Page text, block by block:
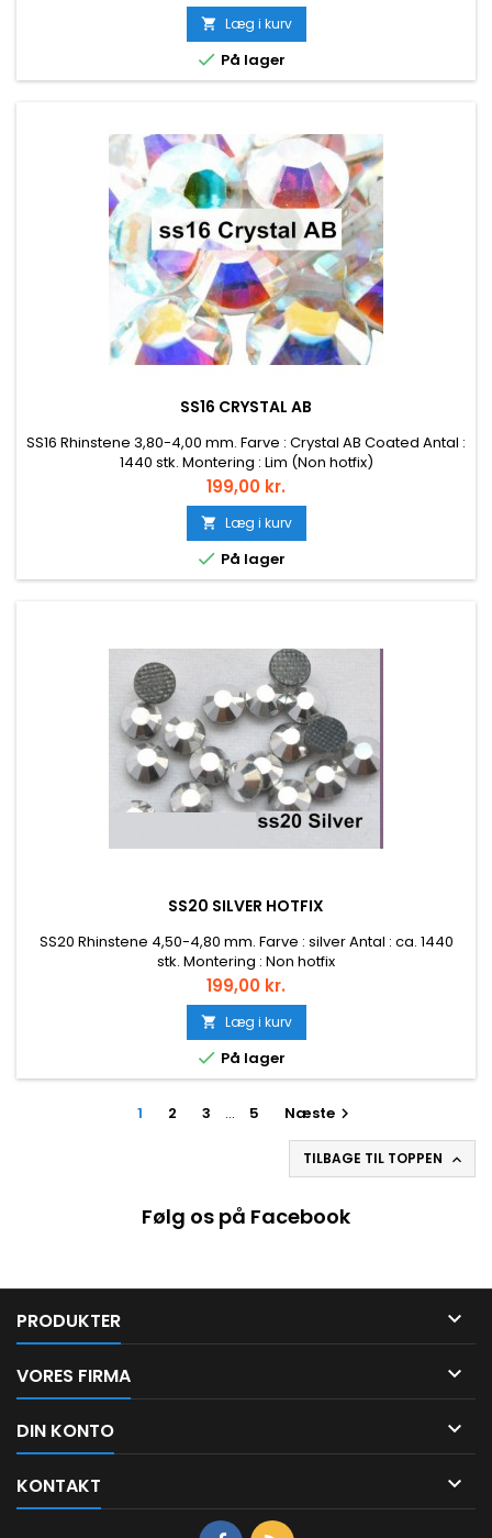
 Læg i kurv
 På lager
SS16 CRYSTAL AB
SS16 Rhinstene 3,80-4,00 mm. Farve : Crystal AB Coated Antal :
1440 stk. Montering : Lim (Non hotfix)
Pris
199,00 kr.
 Læg i kurv
 På lager
SS20 SILVER HOTFIX
SS20 Rhinstene 4,50-4,80 mm. Farve : silver Antal : ca. 1440
stk. Montering : Non hotfix
Pris
199,00 kr.
 Læg i kurv
 På lager
1 2 3 … 5 Næste 
TILBAGE TIL TOPPEN 
Følg os på Facebook
PRODUKTER 
VORES FIRMA 
DIN KONTO 
KONTAKT 